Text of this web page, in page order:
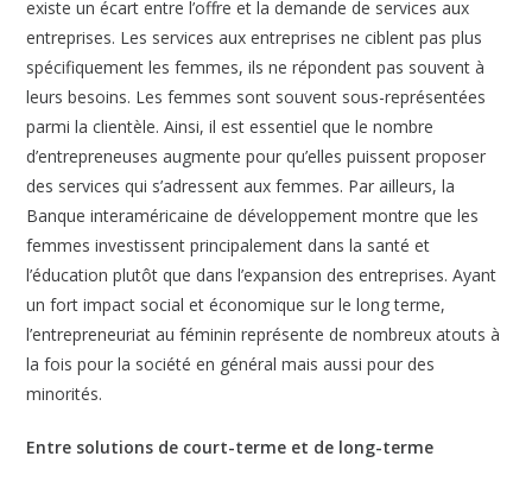
existe un écart entre l’offre et la demande de services aux
entreprises. Les services aux entreprises ne ciblent pas plus
spécifiquement les femmes, ils ne répondent pas souvent à
leurs besoins. Les femmes sont souvent sous-représentées
parmi la clientèle. Ainsi, il est essentiel que le nombre
d’entrepreneuses augmente pour qu’elles puissent proposer
des services qui s’adressent aux femmes. Par ailleurs, la
Banque interaméricaine de développement montre que les
femmes investissent principalement dans la santé et
l’éducation plutôt que dans l’expansion des entreprises. Ayant
un fort impact social et économique sur le long terme,
l’entrepreneuriat au féminin représente de nombreux atouts à
la fois pour la société en général mais aussi pour des
minorités.
Entre solutions de court-terme et de long-terme